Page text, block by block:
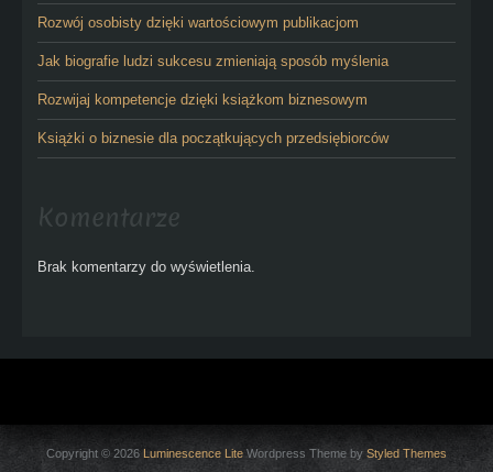
Rozwój osobisty dzięki wartościowym publikacjom
Jak biografie ludzi sukcesu zmieniają sposób myślenia
Rozwijaj kompetencje dzięki książkom biznesowym
Książki o biznesie dla początkujących przedsiębiorców
Komentarze
Brak komentarzy do wyświetlenia.
Copyright © 2026 Luminescence Lite Wordpress Theme by Styled Themes